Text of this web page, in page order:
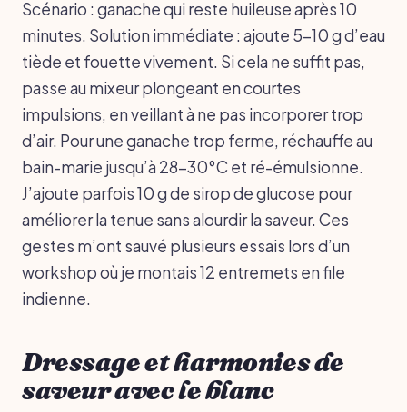
Scénario : ganache qui reste huileuse après 10
minutes. Solution immédiate : ajoute 5-10 g d’eau
tiède et fouette vivement. Si cela ne suffit pas,
passe au mixeur plongeant en courtes
impulsions, en veillant à ne pas incorporer trop
d’air. Pour une ganache trop ferme, réchauffe au
bain-marie jusqu’à 28-30°C et ré-émulsionne.
J’ajoute parfois 10 g de sirop de glucose pour
améliorer la tenue sans alourdir la saveur. Ces
gestes m’ont sauvé plusieurs essais lors d’un
workshop où je montais 12 entremets en file
indienne.
Dressage et harmonies de
saveur avec le blanc